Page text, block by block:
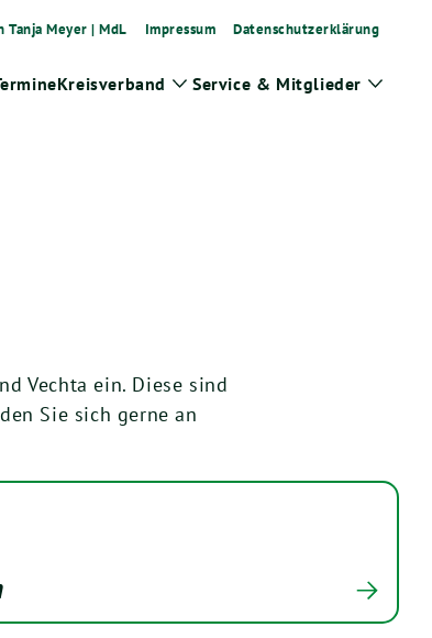
Tanja Meyer | MdL Impressum Datenschutzerklärung
Kreisverband
Zeige
Service & Mitglieder Zeige
Vechta ein. Diese sind
Sie sich gerne an